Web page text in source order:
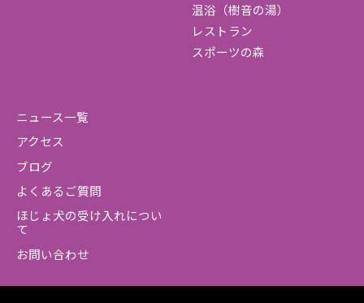
温浴（樹音の湯）
レストラン
スポーツの森
ニュース一覧
アクセス
ブログ
よくあるご質問
ほじょ犬の受け入れについ
て
お問い合わせ